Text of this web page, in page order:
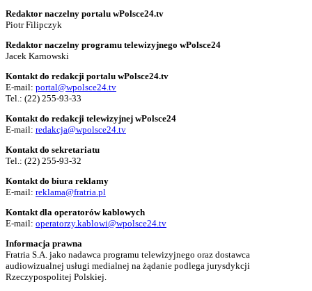
Redaktor naczelny portalu wPolsce24.tv
Piotr Filipczyk
Redaktor naczelny programu telewizyjnego wPolsce24
Jacek Karnowski
Kontakt do redakcji portalu wPolsce24.tv
E-mail: portal@wpolsce24.tv
Tel.: (22) 255-93-33
Kontakt do redakcji telewizyjnej wPolsce24
E-mail: redakcja@wpolsce24.tv
Kontakt do sekretariatu
Tel.: (22) 255-93-32
Kontakt do biura reklamy
E-mail: reklama@fratria.pl
Kontakt dla operatorów kablowych
E-mail: operatorzy.kablowi@wpolsce24.tv
Informacja prawna
Fratria S.A. jako nadawca programu telewizyjnego oraz dostawca
audiowizualnej usługi medialnej na żądanie podlega jurysdykcji
Rzeczypospolitej Polskiej.